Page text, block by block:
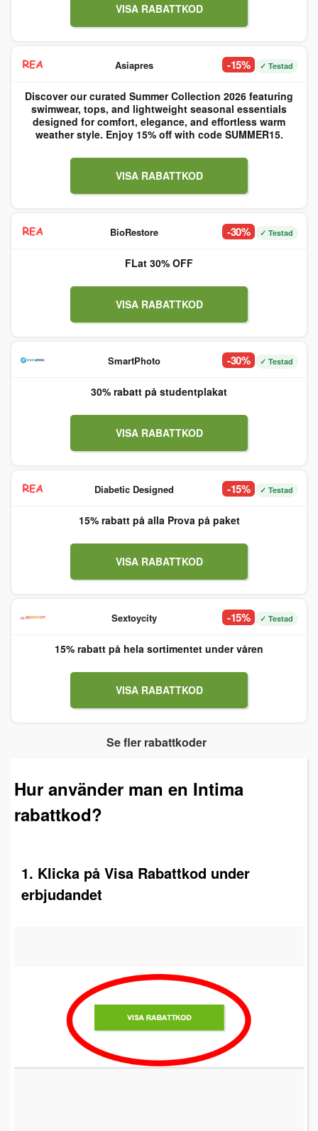
VISA RABATTKOD
Asiapres -15% ✓ Testad
Discover our curated Summer Collection 2026 featuring
swimwear, tops, and lightweight seasonal essentials
designed for comfort, elegance, and effortless warm
weather style. Enjoy 15% off with code SUMMER15.
VISA RABATTKOD
BioRestore -30% ✓ Testad
FLat 30% OFF
VISA RABATTKOD
SmartPhoto -30% ✓ Testad
30% rabatt på studentplakat
VISA RABATTKOD
Diabetic Designed -15% ✓ Testad
15% rabatt på alla Prova på paket
VISA RABATTKOD
Sextoycity -15% ✓ Testad
15% rabatt på hela sortimentet under våren
VISA RABATTKOD
Se fler rabattkoder
Hur använder man en Intima
rabattkod?
1. Klicka på Visa Rabattkod under
erbjudandet